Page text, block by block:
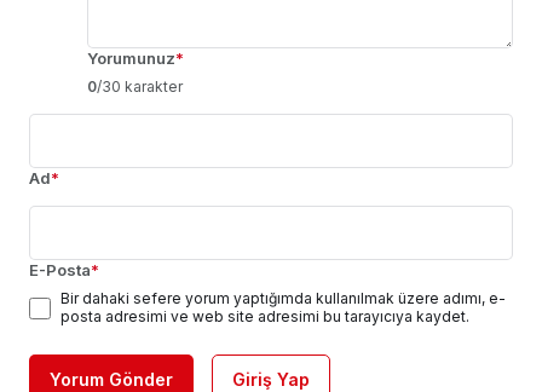
Yorumunuz*
0/30 karakter
Ad*
E-Posta*
Bir dahaki sefere yorum yaptığımda kullanılmak üzere adımı, e-
posta adresimi ve web site adresimi bu tarayıcıya kaydet.
Yorum Gönder Giriş Yap